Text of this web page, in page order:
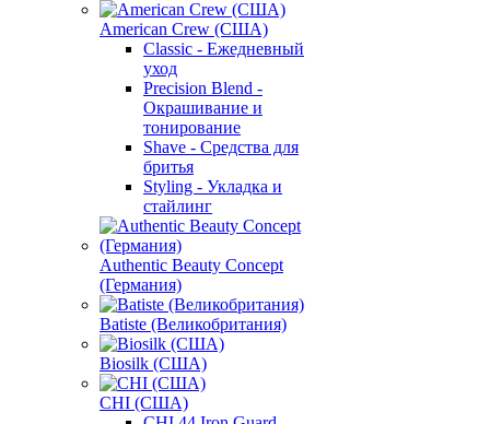
American Crew (США)
Classic - Ежедневный
уход
Precision Blend -
Окрашивание и
тонирование
Shave - Средства для
бритья
Styling - Укладка и
стайлинг
Authentic Beauty Concept
(Германия)
Batiste (Великобритания)
Biosilk (США)
CHI (США)